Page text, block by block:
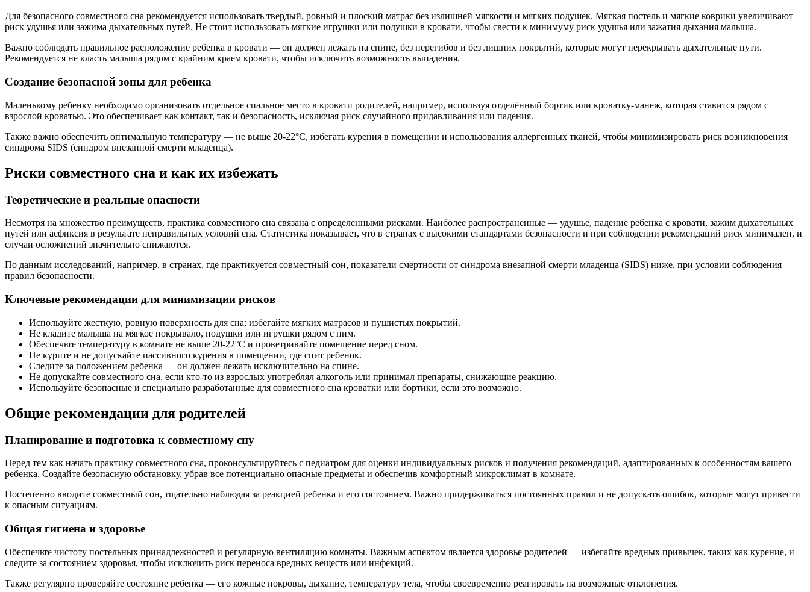
Для безопасного совместного сна рекомендуется использовать твердый, ровный и плоский матрас без излишней мягкости и мягких подушек. Мягкая постель и мягкие коврики увеличивают
риск удушья или зажима дыхательных путей. Не стоит использовать мягкие игрушки или подушки в кровати, чтобы свести к минимуму риск удушья или зажатия дыхания малыша.
Важно соблюдать правильное расположение ребенка в кровати — он должен лежать на спине, без перегибов и без лишних покрытий, которые могут перекрывать дыхательные пути.
Рекомендуется не класть малыша рядом с крайним краем кровати, чтобы исключить возможность выпадения.
Создание безопасной зоны для ребенка
Маленькому ребенку необходимо организовать отдельное спальное место в кровати родителей, например, используя отделённый бортик или кроватку-манеж, которая ставится рядом с
взрослой кроватью. Это обеспечивает как контакт, так и безопасность, исключая риск случайного придавливания или падения.
Также важно обеспечить оптимальную температуру — не выше 20-22°C, избегать курения в помещении и использования аллергенных тканей, чтобы минимизировать риск возникновения
синдрома SIDS (синдром внезапной смерти младенца).
Риски совместного сна и как их избежать
Теоретические и реальные опасности
Несмотря на множество преимуществ, практика совместного сна связана с определенными рисками. Наиболее распространенные — удушье, падение ребенка с кровати, зажим дыхательных
путей или асфиксия в результате неправильных условий сна. Статистика показывает, что в странах с высокими стандартами безопасности и при соблюдении рекомендаций риск минимален, и
случаи осложнений значительно снижаются.
По данным исследований, например, в странах, где практикуется совместный сон, показатели смертности от синдрома внезапной смерти младенца (SIDS) ниже, при условии соблюдения
правил безопасности.
Ключевые рекомендации для минимизации рисков
Используйте жесткую, ровную поверхность для сна; избегайте мягких матрасов и пушистых покрытий.
Не кладите малыша на мягкое покрывало, подушки или игрушки рядом с ним.
Обеспечьте температуру в комнате не выше 20-22°C и проветривайте помещение перед сном.
Не курите и не допускайте пассивного курения в помещении, где спит ребенок.
Следите за положением ребенка — он должен лежать исключительно на спине.
Не допускайте совместного сна, если кто-то из взрослых употреблял алкоголь или принимал препараты, снижающие реакцию.
Используйте безопасные и специально разработанные для совместного сна кроватки или бортики, если это возможно.
Общие рекомендации для родителей
Планирование и подготовка к совместному сну
Перед тем как начать практику совместного сна, проконсультируйтесь с педиатром для оценки индивидуальных рисков и получения рекомендаций, адаптированных к особенностям вашего
ребенка. Создайте безопасную обстановку, убрав все потенциально опасные предметы и обеспечив комфортный микроклимат в комнате.
Постепенно вводите совместный сон, тщательно наблюдая за реакцией ребенка и его состоянием. Важно придерживаться постоянных правил и не допускать ошибок, которые могут привести
к опасным ситуациям.
Общая гигиена и здоровье
Обеспечьте чистоту постельных принадлежностей и регулярную вентиляцию комнаты. Важным аспектом является здоровье родителей — избегайте вредных привычек, таких как курение, и
следите за состоянием здоровья, чтобы исключить риск переноса вредных веществ или инфекций.
Также регулярно проверяйте состояние ребенка — его кожные покровы, дыхание, температуру тела, чтобы своевременно реагировать на возможные отклонения.